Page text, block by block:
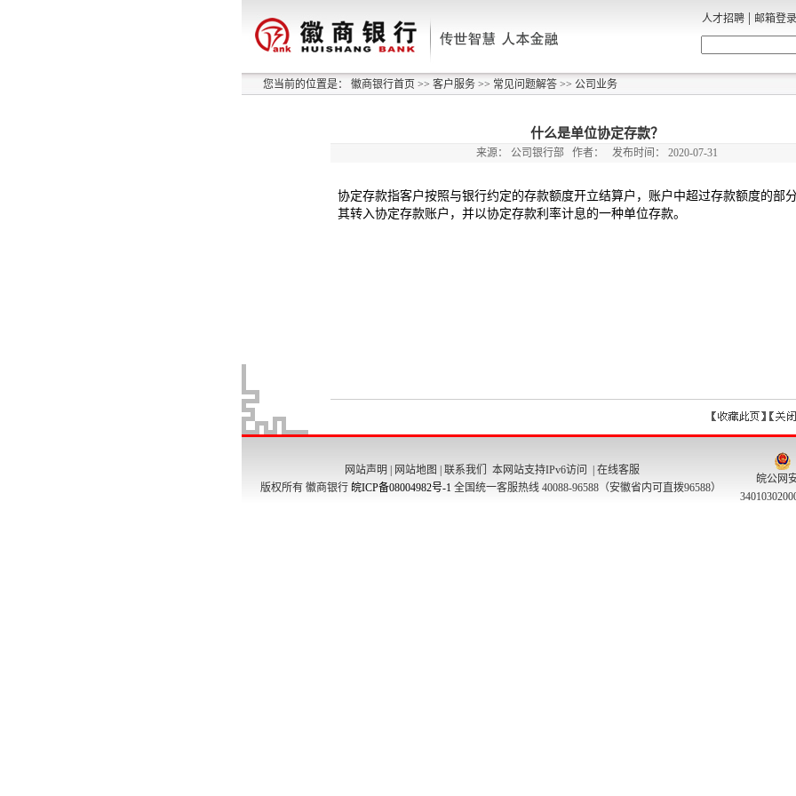
人才招聘 | 邮箱登录
您当前的位置是： 徽商银行首页 >> 客户服务 >> 常见问题解答 >> 公司业务
什么是单位协定存款？
来源： 公司银行部 作者： 发布时间： 2020-07-31
网站声明 网站地图 联系我们 本网站支持IPv6访问 | 在线客服
版权所有 徽商银行 皖ICP备08004982号-1 全国统一客服热线 40088-96588（安徽省内可直拨96588）
皖公网